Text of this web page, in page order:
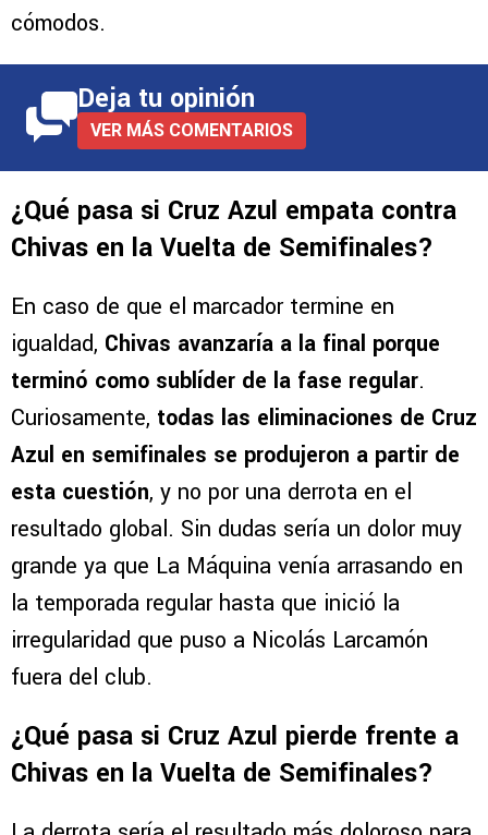
cómodos.
Deja tu opinión
VER MÁS COMENTARIOS
¿Qué pasa si Cruz Azul empata contra
Chivas en la Vuelta de Semifinales?
En caso de que el marcador termine en
igualdad, Chivas avanzaría a la final porque
terminó como sublíder de la fase regular.
Curiosamente, todas las eliminaciones de Cruz
Azul en semifinales se produjeron a partir de
esta cuestión, y no por una derrota en el
resultado global. Sin dudas sería un dolor muy
grande ya que La Máquina venía arrasando en
la temporada regular hasta que inició la
irregularidad que puso a Nicolás Larcamón
fuera del club.
¿Qué pasa si Cruz Azul pierde frente a
Chivas en la Vuelta de Semifinales?